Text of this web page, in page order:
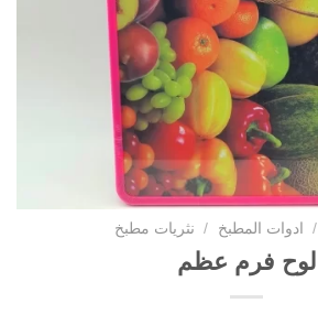
/ ادوات المطبخ / نثريات مطبخ
لوح فرم عظم